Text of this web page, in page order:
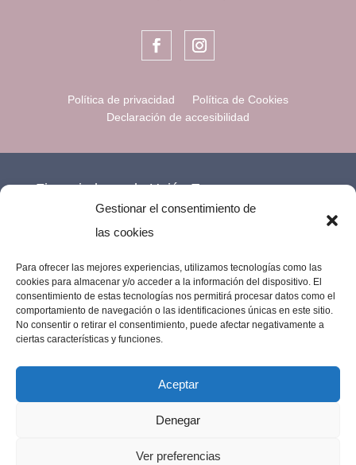
Gestionar el consentimiento de
las cookies
Para ofrecer las mejores experiencias, utilizamos tecnologías como las
cookies para almacenar y/o acceder a la información del dispositivo. El
consentimiento de estas tecnologías nos permitirá procesar datos como el
comportamiento de navegación o las identificaciones únicas en este sitio.
No consentir o retirar el consentimiento, puede afectar negativamente a
ciertas características y funciones.
Aceptar
Denegar
Ver preferencias
Política de privacidad
Política de Cookies
Declaración de accesibilidad
Financiado por la Unión Europea –
NextGenerationEU.
Imprenta Los Remedios © 2023 | Todos los